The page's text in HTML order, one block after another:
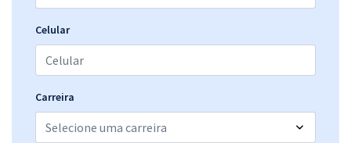
Celular
Carreira